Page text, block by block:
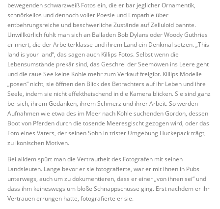
bewegenden schwarzweiß Fotos ein, die er bar jeglicher Ornamentik,
schnörkellos und dennoch voller Poesie und Empathie über
entbehrungsreiche und beschwerliche Zustände auf Zelluloid bannte.
Unwillkürlich fühlt man sich an Balladen Bob Dylans oder Woody Guthries
erinnert, die der Arbeiterklasse und ihrem Land ein Denkmal setzen. „This
land is your land“, das sagen auch Killips Fotos. Selbst wenn die
Lebensumstände prekär sind, das Geschrei der Seemöwen ins Leere geht
und die raue See keine Kohle mehr zum Verkauf freigibt. Killips Modelle
„posen“ nicht, sie öffnen den Blick des Betrachters auf ihr Leben und ihre
Seele, indem sie nicht effektheischend in die Kamera blicken. Sie sind ganz
bei sich, ihrem Gedanken, ihrem Schmerz und ihrer Arbeit. So werden
Aufnahmen wie etwa des im Meer nach Kohle suchenden Gordon, dessen
Boot von Pferden durch die tosende Meeresgischt gezogen wird, oder das
Foto eines Vaters, der seinen Sohn in trister Umgebung Huckepack trägt,
zu ikonischen Motiven.
Bei alldem spürt man die Vertrautheit des Fotografen mit seinen
Landsleuten. Lange bevor er sie fotografierte, war er mit ihnen in Pubs
unterwegs, auch um zu dokumentieren, dass er einer „von ihnen sei“ und
dass ihm keineswegs um bloße Schnappschüsse ging. Erst nachdem er ihr
Vertrauen errungen hatte, fotografierte er sie.